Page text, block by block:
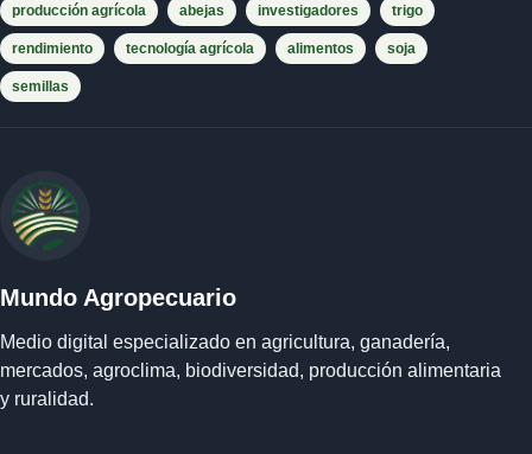
producción agrícola abejas investigadores trigo
rendimiento tecnología agrícola alimentos soja
semillas
Mundo Agropecuario
Medio digital especializado en agricultura, ganadería,
mercados, agroclima, biodiversidad, producción alimentaria
y ruralidad.